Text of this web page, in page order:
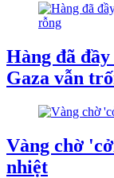
Hàng đã
Gaza vẫn
Vàng chờ
nhiệt